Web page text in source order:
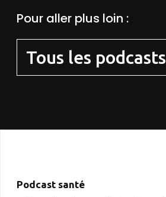
Pour aller plus loin :
Tous les podcasts
Podcast santé